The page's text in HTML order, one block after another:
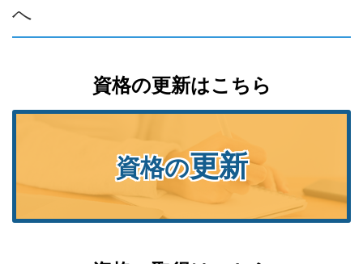
へ
資格の更新はこちら
資格の更新